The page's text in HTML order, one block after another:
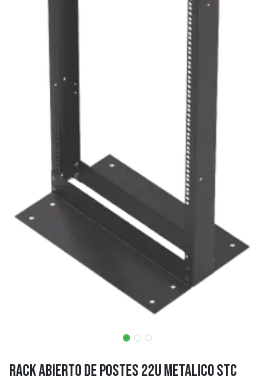
Rack Abierto de Postes 22U Metalico STC